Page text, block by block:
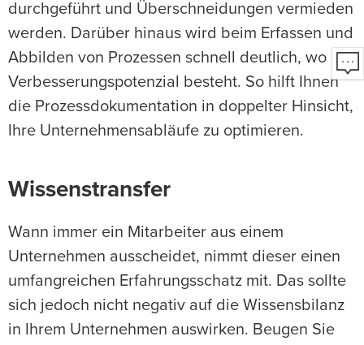
durchgeführt und Überschneidungen vermieden
werden. Darüber hinaus wird beim Erfassen und
Abbilden von Prozessen schnell deutlich, wo
Verbesserungspotenzial besteht. So hilft Ihnen
die Prozessdokumentation in doppelter Hinsicht,
Ihre Unternehmensabläufe zu optimieren.
Wissenstransfer
Wann immer ein Mitarbeiter aus einem
Unternehmen ausscheidet, nimmt dieser einen
umfangreichen Erfahrungsschatz mit. Das sollte
sich jedoch nicht negativ auf die Wissensbilanz
in Ihrem Unternehmen auswirken. Beugen Sie